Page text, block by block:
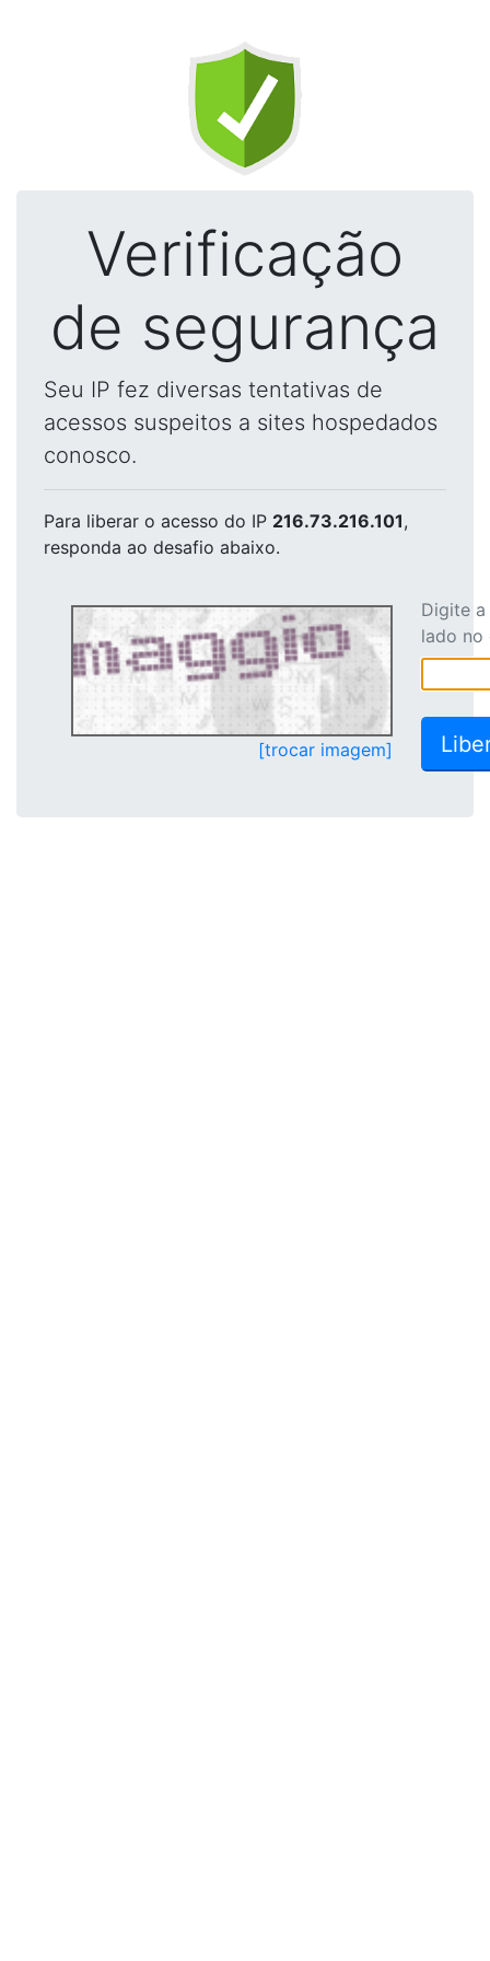
Verificação
de segurança
Seu IP fez diversas tentativas de
acessos suspeitos a sites hospedados
conosco.
Para liberar o acesso do IP 216.73.216.101,
responda ao desafio abaixo.
[trocar imagem]
Digite
lado no